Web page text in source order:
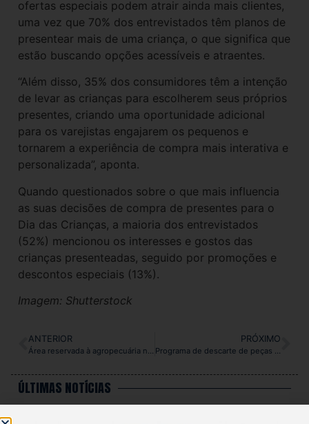
ofertas especiais podem atrair ainda mais clientes,
uma vez que 70% dos entrevistados têm planos de
presentear mais de uma criança, o que significa que
estão buscando opções acessíveis e atraentes.
“Além disso, 35% dos consumidores têm a intenção
de levar as crianças para escolherem seus próprios
presentes, criando uma oportunidade adicional
para os varejistas engajarem os pequenos e
tornarem a experiência de compra mais interativa e
personalizada”, aponta.
Quando questionados sobre o que mais influencia
as suas decisões de compra de presentes para o
Dia das Crianças, a maioria dos entrevistados
(52%) mencionou os interesses e gostos das
crianças presenteadas, seguido por promoções e
descontos especiais (13%).
Imagem: Shutterstock
ANTERIOR
Área reservada à agropecuária no país cresceu 50% em 37 anos
PRÓXIMO
Programa de descarte de peças da C&A celebra 8 anos com 270 mil peças arrecadadas
ÚLTIMAS NOTÍCIAS